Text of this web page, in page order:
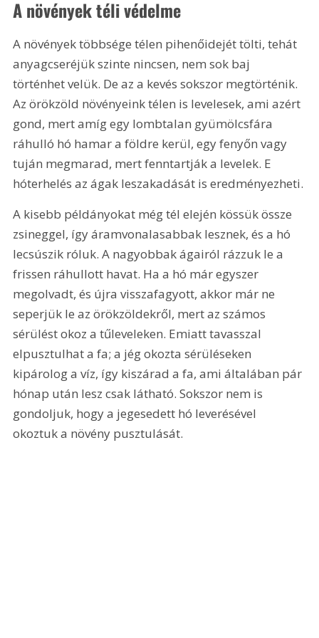
A növények téli védelme
A növények többsége télen pihenőidejét tölti, tehát
anyagcseréjük szinte nincsen, nem sok baj
történhet velük. De az a kevés sokszor megtörténik.
Az örökzöld növényeink télen is levelesek, ami azért
gond, mert amíg egy lombtalan gyümölcsfára
ráhulló hó hamar a földre kerül, egy fenyőn vagy
tuján megmarad, mert fenntartják a levelek. E
hóterhelés az ágak leszakadását is eredményezheti.
A kisebb példányokat még tél elején kössük össze
zsineggel, így áramvonalasabbak lesznek, és a hó
lecsúszik róluk. A nagyobbak ágairól rázzuk le a
frissen ráhullott havat. Ha a hó már egyszer
megolvadt, és újra visszafagyott, akkor már ne
seperjük le az örökzöldekről, mert az számos
sérülést okoz a tűleveleken. Emiatt tavasszal
elpusztulhat a fa; a jég okozta sérüléseken
kipárolog a víz, így kiszárad a fa, ami általában pár
hónap után lesz csak látható. Sokszor nem is
gondoljuk, hogy a jegesedett hó leverésével
okoztuk a növény pusztulását.